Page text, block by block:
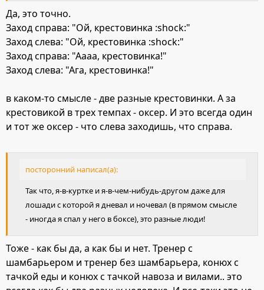
Да, это точно.
Заход справа: "Ой, крестовинка :shock:"
Заход слева: "Ой, крестовинка :shock:"
Заход справа: "Аааа, крестовинка!"
Заход слева: "Ага, крестовинка!"
в каком-то смысле - две разные крестовинки. А за
крестовикой в трех темпах - оксер. И это всегда один
и тот же оксер - что слева заходишь, что справа.
посторонний написал(а):
Так что, я-в-куртке и я-в-чем-нибудь-другом даже для
лошади с которой я дневал и ночевал (в прямом смысле
- иногда я спал у него в боксе), это разные люди!
Тоже - как бы да, а как бы и нет. Тренер с
шамбарьером и тренер без шамбарьера, конюх с
тачкой еды и конюх с тачкой навоза и вилами.. это